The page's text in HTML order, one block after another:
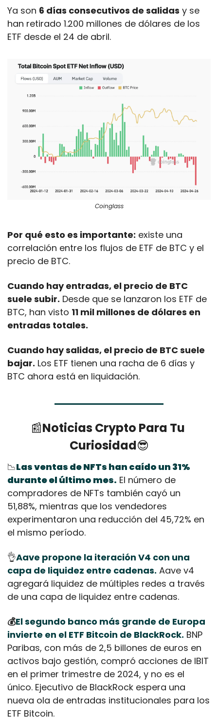
Ya son 6 días consecutivos de salidas y se
han retirado 1.200 millones de dólares de los
ETF desde el 24 de abril.
Coinglass
Por qué esto es importante: existe una
correlación entre los flujos de ETF de BTC y el
precio de BTC.
Cuando hay entradas, el precio de BTC
suele subir. Desde que se lanzaron los ETF de
BTC, han visto 11 mil millones de dólares en
entradas totales.
Cuando hay salidas, el precio de BTC suele
bajar. Los ETF tienen una racha de 6 días y
BTC ahora está en liquidación.
📰Noticias Crypto Para Tu
Curiosidad😎
📉Las ventas de NFTs han caído un 31%
durante el último mes. El número de
compradores de NFTs también cayó un
51,88%, mientras que los vendedores
experimentaron una reducción del 45,72% en
el mismo período.
👌Aave propone la iteración V4 con una
capa de liquidez entre cadenas. Aave v4
agregará liquidez de múltiples redes a través
de una capa de liquidez entre cadenas.
💰El segundo banco más grande de Europa
invierte en el ETF Bitcoin de BlackRock. BNP
Paribas, con más de 2,5 billones de euros en
activos bajo gestión, compró acciones de IBIT
en el primer trimestre de 2024, y no es el
único. Ejecutivo de BlackRock espera una
nueva ola de entradas institucionales para los
ETF Bitcoin.